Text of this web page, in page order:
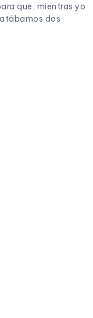
que, mientras yo
dos